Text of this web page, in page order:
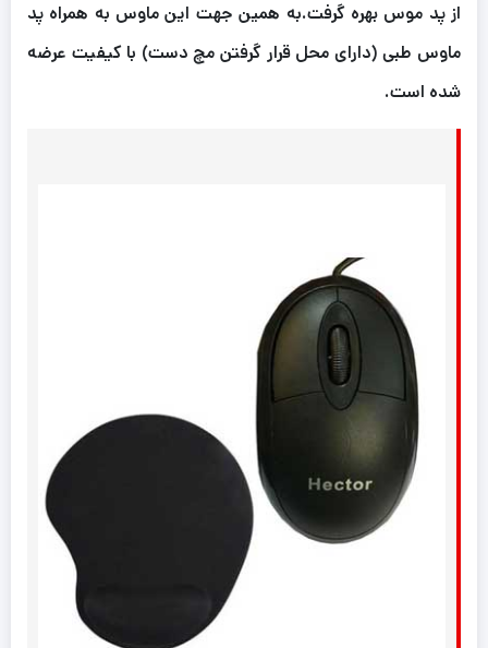
از پد موس بهره گرفت.به همین جهت این ماوس به همراه پد
ماوس طبی (دارای محل قرار گرفتن مچ دست) با کیفیت عرضه
شده است.